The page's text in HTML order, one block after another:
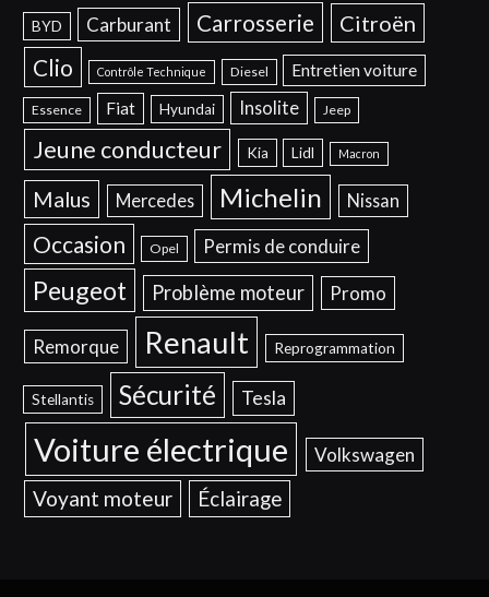
BYD Carburant Carrosserie Citroën
Clio Contrôle Technique Diesel Entretien voiture
Essence Fiat Hyundai Insolite Jeep
Jeune conducteur Kia Lidl Macron
Malus Mercedes Michelin Nissan
Occasion Opel Permis de conduire
Peugeot Problème moteur Promo
Remorque Renault Reprogrammation
Stellantis Sécurité Tesla
Voiture électrique Volkswagen
Voyant moteur Éclairage